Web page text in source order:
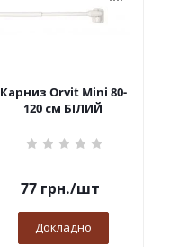
Карниз Orvit Mini 80-
120 см БІЛИЙ
77грн./шт
Докладно